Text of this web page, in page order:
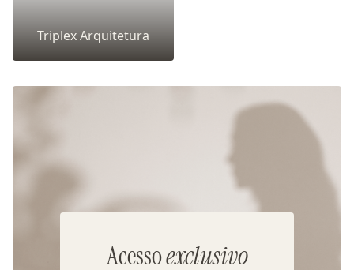
Triplex Arquitetura
Acessoexclusivo